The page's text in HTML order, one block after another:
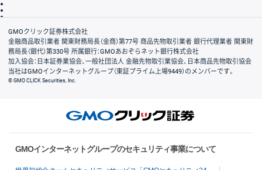
会社案内
GMOクリック証券株式会社
金融商品取引業者 関東財務局長（金商）第77号 商品先物取引業者 銀行代理業者 関東財
務局長（銀代）第330号 所属銀行：GMOあおぞらネット銀行株式会社
加入協会：日本証券業協会、一般社団法人 金融先物取引業協会、日本商品先物取引協会
当社はGMOインターネットグループ（東証プライム上場9449）のメンバーです。
© GMO CLICK Securities, Inc.
GMOインターネットグループのセキュリティ事業について